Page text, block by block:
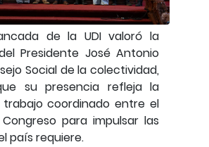
de la UDI valoró la
Presidente José Antonio
Social de la colectividad,
su presencia refleja la
coordinado entre el
para impulsar las
país requiere.